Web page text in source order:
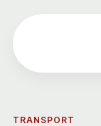
TRANSPORT